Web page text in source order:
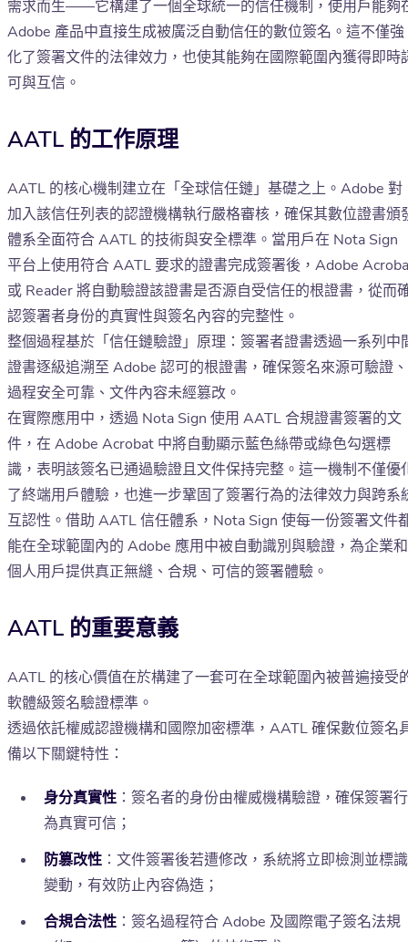
需求而生——它構建了一個全球統一的信任機制，使用戶能夠
Adobe 產品中直接生成被廣泛自動信任的數位簽名。這不僅強
化了簽署文件的法律效力，也使其能夠在國際範圍內獲得即時
可與互信。
AATL 的工作原理
AATL 的核心機制建立在「全球信任鏈」基礎之上。Adobe 對
加入該信任列表的認證機構執行嚴格審核，確保其數位證書頒
體系全面符合 AATL 的技術與安全標準。當用戶在 Nota Sign
平台上使用符合 AATL 要求的證書完成簽署後，Adobe
或 Reader 將自動驗證該證書是否源自受信任的根證書，從而
認簽署者身份的真實性與簽名內容的完整性。
整個過程基於「信任鏈驗證」原理：簽署者證書透過一系列中
證書逐級追溯至 Adobe 認可的根證書，確保簽名來源可驗證、
過程安全可靠、文件內容未經篡改。
在實際應用中，透過 Nota Sign 使用 AATL 合規證書簽署的文
件，在 Adobe Acrobat 中將自動顯示藍色絲帶或綠色勾選標
識，表明該簽名已通過驗證且文件保持完整。這一機制不僅優
了終端用戶體驗，也進一步鞏固了簽署行為的法律效力與跨系
互認性。借助 AATL 信任體系，Nota Sign 使每一份簽署文件
能在全球範圍內的 Adobe 應用中被自動識別與驗證，為企業和
個人用戶提供真正無縫、合規、可信的簽署體驗。
AATL 的重要意義
AATL 的核心價值在於構建了一套可在全球範圍內被普遍接受
軟體級簽名驗證標準。
透過依託權威認證機構和國際加密標準，AATL 確保數位簽名
備以下關鍵特性：
身分真實性 ：簽名者的身份由權威機構驗證，確保簽署行
為真實可信；
防篡改性 ：文件簽署後若遭修改，系統將立即檢測並標識
變動，有效防止內容偽造；
合規合法性 ：簽名過程符合 Adobe 及國際電子簽名法規